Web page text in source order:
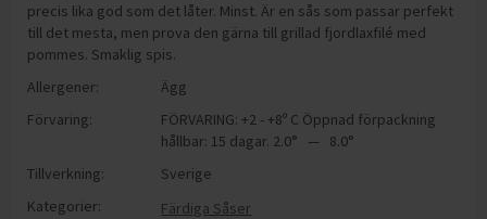
precis lika god som det låter. Minst. Är en sås som passar perfekt
till det mesta, men prova den gärna till grillad fjordlaxfilé med
pommes. Smaklig spis.
Allergener:
Ägg
Förvaring:
FÖRVARING: +2 - +8º C Öppnad förpackning
hållbar: 15 dagar. 2.0° — 8.0°
Tillverkning:
Sverige
Kategorier:
Färdiga Såser